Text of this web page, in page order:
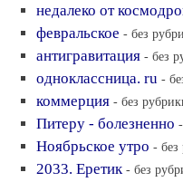
недалеко от
февральское - без
антигравитация - без
одноклассница. ru -
коммерция - без
Питеру - болезненно
Ноябрьское утро - без
2033. Еретик - без